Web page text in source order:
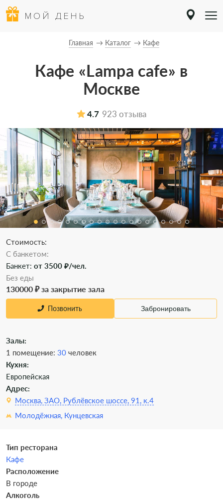
МОЙ ДЕНЬ
Главная Каталог Кафе
Кафе «Lampa cafe» в
Москве
4.7 923 отзыва
Стоимость:
C банкетом:
Банкет: от 3500 ₽/чел.
Без еды
130000 ₽ за закрытие зала
Позвонить Забронировать
Залы:
1 помещение: 30 человек
Кухня:
Европейская
Адрес:
Москва, ЗАО, Рублёвское шоссе, 91, к.4
Молодёжная, Кунцевская
Тип ресторана
Кафе
Расположение
В городе
Алкоголь